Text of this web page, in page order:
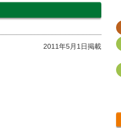
2011年5月1日掲載